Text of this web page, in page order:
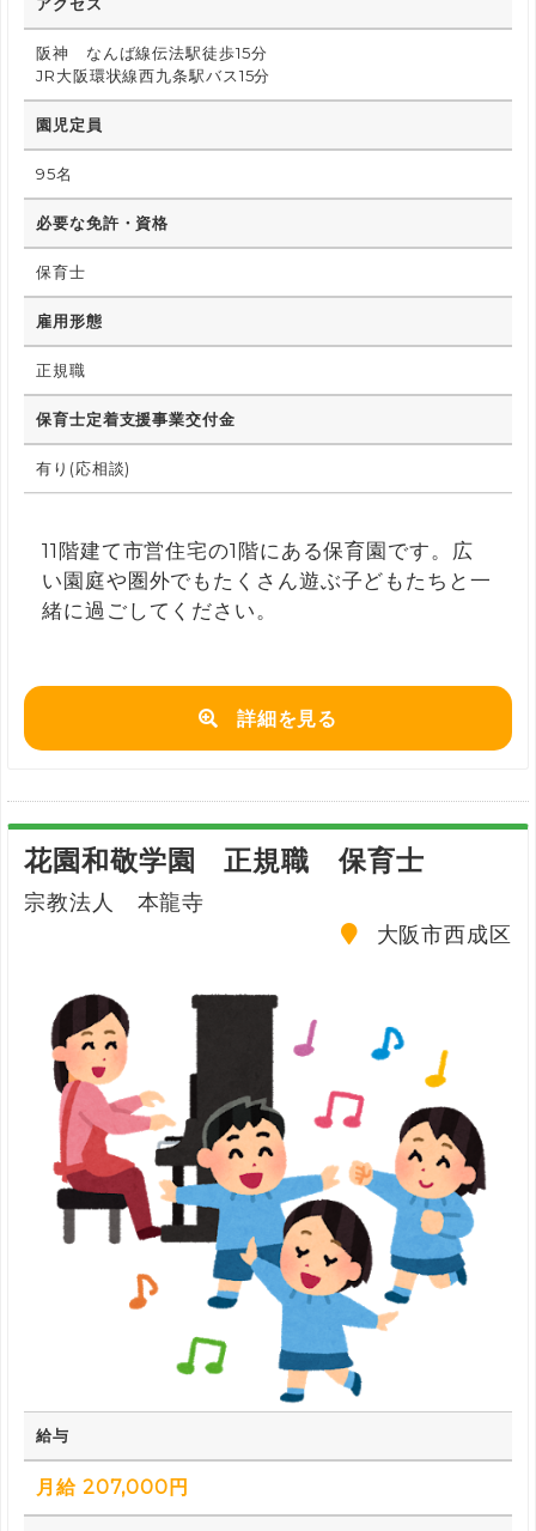
阪神 なんば線伝法駅徒歩15分
JR大阪環状線西九条駅バス15分
園児定員
95名
必要な免許・資格
保育士
雇用形態
正規職
保育士定着支援事業交付金
有り(応相談)
11階建て市営住宅の1階にある保育園です。広
い園庭や圏外でもたくさん遊ぶ子どもたちと一
緒に過ごしてください。
詳細を見る
花園和敬学園 正規職 保育士
宗教法人 本龍寺
大阪市西成区
給与
月給 207,000円